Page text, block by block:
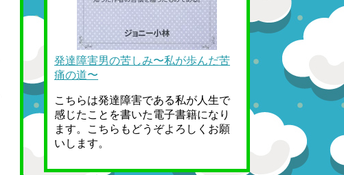
発達障害男の苦しみ〜私が歩んだ苦
痛の道〜
こちらは発達障害である私が人生で
感じたことを書いた電子書籍になり
ます。こちらもどうぞよろしくお願
いします。